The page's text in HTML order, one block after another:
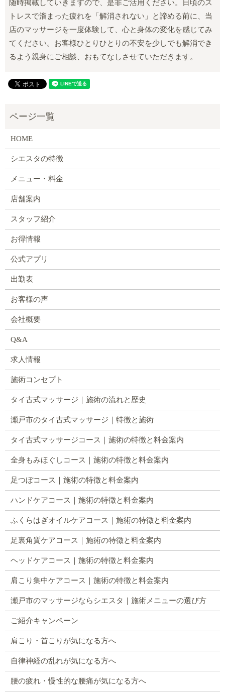
随時掲載していきますので、是非ご活用ください。日頃のス
トレスで溜まった疲れを「解消されない」と諦める前に、当
店のマッサージを一度体験して、心と身体の変化を感じてみ
てください。お客様ひとりひとりの不安を少しでも解消でき
るよう親身にご相談、おもてなしさせていただきます。
HOME
シエスタの特徴
メニュー・料金
店舗案内
スタッフ紹介
お得情報
公式アプリ
出勤表
お客様の声
会社概要
Q&A
求人情報
施術コンセプト
タイ古式マッサージ｜施術の流れと歴史
瀬戸市のタイ古式マッサージ｜特徴と施術
タイ古式マッサージコース｜施術の特徴と料金案内
全身もみほぐしコース｜施術の特徴と料金案内
足つぼコース｜施術の特徴と料金案内
ハンドケアコース｜施術の特徴と料金案内
ふくらはぎオイルケアコース｜施術の特徴と料金案内
足裏角質ケアコース｜施術の特徴と料金案内
ヘッドケアコース｜施術の特徴と料金案内
肩こり集中ケアコース｜施術の特徴と料金案内
瀬戸市のマッサージならシエスタ｜施術メニューの選び方
ご紹介キャンペーン
肩こり・首こりが気になる方へ
自律神経の乱れが気になる方へ
腰の疲れ・慢性的な腰痛が気になる方へ